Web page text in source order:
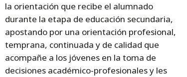
la orientación que recibe el alumnado
durante la etapa de educación secundaria,
apostando por una orientación profesional,
temprana, continuada y de calidad que
acompañe a los jóvenes en la toma de
decisiones académico-profesionales y les